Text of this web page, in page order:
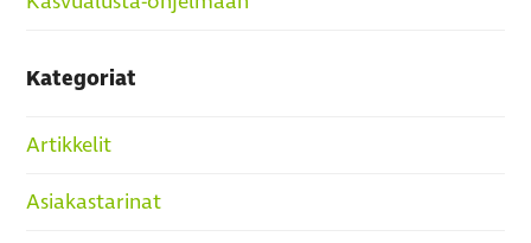
Kategoriat
Artikkelit
Asiakastarinat